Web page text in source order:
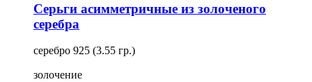
Серьги асимметричные из золоченого
серебра
серебро 925 (3.55 гр.)
золочение